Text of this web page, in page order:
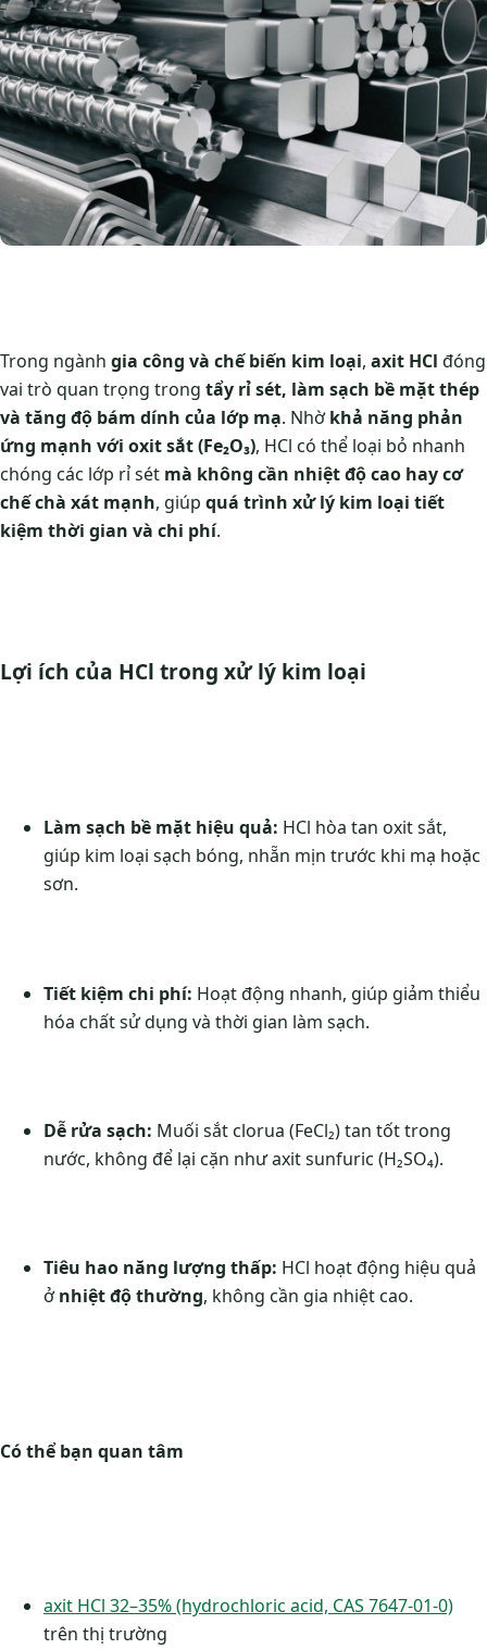
Trong ngành gia công và chế biến kim loại, axit HCl đóng
vai trò quan trọng trong tẩy rỉ sét, làm sạch bề mặt thép
và tăng độ bám dính của lớp mạ. Nhờkhả năng phản
ứng mạnh với oxit sắt (Fe₂O₃), HCl có thể loại bỏ nhanh
chóng các lớp rỉ sét mà không cần nhiệt độ cao hay cơ
chế chà xát mạnh, giúp quá trình xử lý kim loại tiết
kiệm thời gian và chi phí.
Lợi ích của HCl trong xử lý kim loại
Làm sạch bề mặt hiệu quả: HCl hòa tan oxit sắt,
giúp kim loại sạch bóng, nhẵn mịn trước khi mạ hoặc
sơn.
Tiết kiệm chi phí: Hoạt động nhanh, giúp giảm thiểu
hóa chất sử dụng và thời gian làm sạch.
Dễ rửa sạch: Muối sắt clorua (FeCl₂) tan tốt trong
nước, không để lại cặn như axit sunfuric (H₂SO₄).
Tiêu hao năng lượng thấp: HCl hoạt động hiệu quả
ởnhiệt độ thường, không cần gia nhiệt cao.
Có thể bạn quan tâm
axit HCl 32–35% (hydrochloric acid, CAS 7647-01-0)
trên thị trường